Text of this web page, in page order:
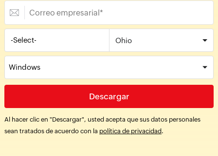
-Select-
Windows
Descargar
Al hacer clic en "Descargar", usted acepta que sus datos personales
sean tratados de acuerdo con la política de privacidad.